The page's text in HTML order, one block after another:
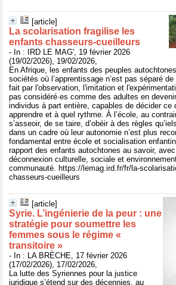
[article]
La scolarisation fragilise les
enfants chasseurs-cueilleurs
- In : IRD LE MAG', 19 février 2026
(19/02/2026), 19/02/2026,
En Afrique, les enfants des peuples
sociétés où l’apprentissage n’est pas séparé
fait par l'observation, l'imitation et
pas considéré·es comme des adultes en
individus à part entière, capables de décider ce
apprendre et à quel rythme. À l’école, au
s’asseoir, de se taire, d’obéir à des règles
dans un cadre où leur autonomie n’est plus
fondamental entre école et socialisation
rapport des enfants autochtones au savoir, avec
déconnexion culturelle, sociale et
communauté. https://lemag.ird.fr/fr/la-
chasseurs-cueilleurs
[article]
Syrie. L’ingénierie de la peur : une
stratégie pour soumettre les
femmes sous le régime «
transitoire »
- In : LA BRÈCHE, 17 février 2026
(17/02/2026), 17/02/2026,
La lutte des Syriennes pour la justice
juridique s’étend sur des décennies, au